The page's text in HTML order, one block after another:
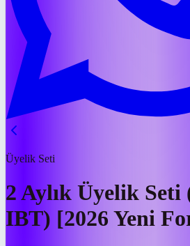
Üyelik Seti
2 Aylık Üyelik
IBT) [2026 Yeni